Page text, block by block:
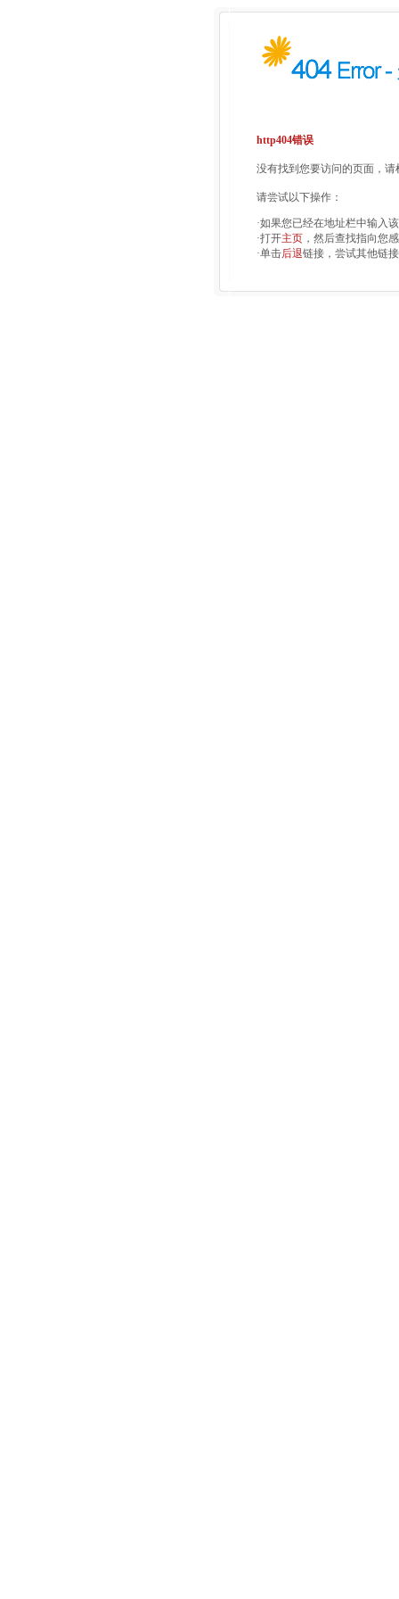
http404错误
没有找到您要访问的页面，
请尝试以下操作：
·如果您已经在地址栏中输入
·打开主页 ，然后查找指向您
·单击后退链接，尝试其他链